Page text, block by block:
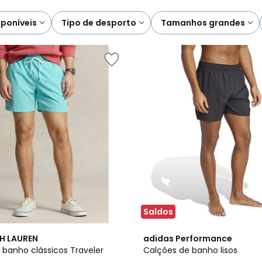
tipo de desporto tamanhos grandes
LAUREN
clássicos Traveler
Saldos
adidas Performance
Calções de banho lisos
4,6
/ 5